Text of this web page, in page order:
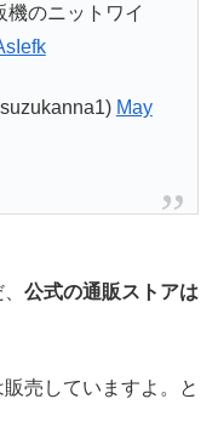
機のニットワイ
May
公式の通販ストアは
売していますよ。と